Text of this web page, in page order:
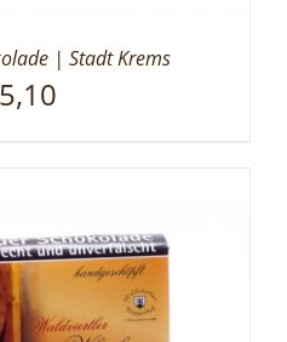
| Stadt Krems
5,10